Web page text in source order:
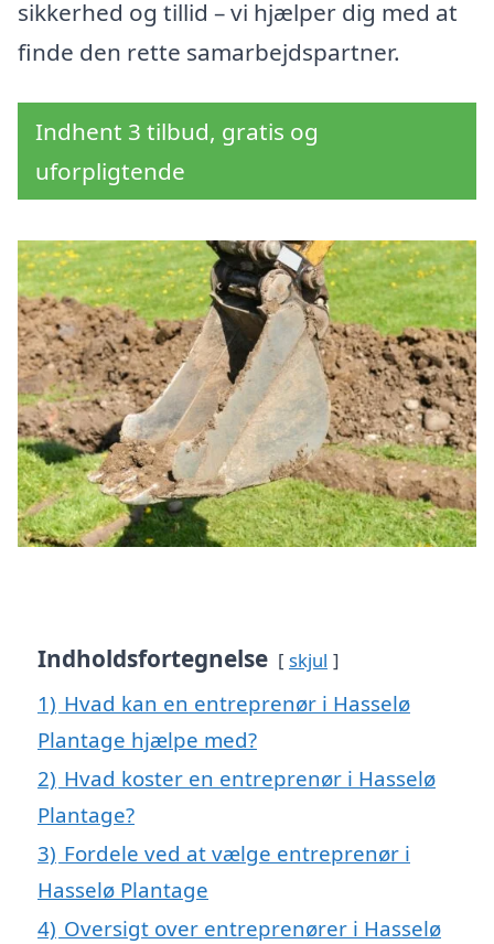
sikkerhed og tillid – vi hjælper dig med at
finde den rette samarbejdspartner.
Indhent 3 tilbud, gratis og
uforpligtende
Indholdsfortegnelse skjul
1) Hvad kan en entreprenør i Hasselø
Plantage hjælpe med?
2) Hvad koster en entreprenør i Hasselø
Plantage?
3) Fordele ved at vælge entreprenør i
Hasselø Plantage
4) Oversigt over entreprenører i Hasselø